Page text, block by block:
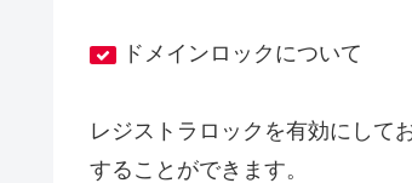
ドメインロックについて
レジストラロックを有効にして
することができます。